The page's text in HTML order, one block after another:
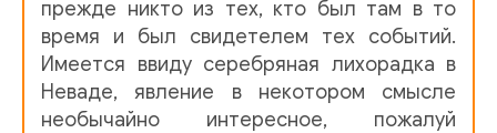
17
18
19
прежде никто из тех, кто был там в то
время и был свидетелем тех событий.
Имеется ввиду серебряная лихорадка в
Неваде, явление в некотором смысле
необычайно интересное, пожалуй